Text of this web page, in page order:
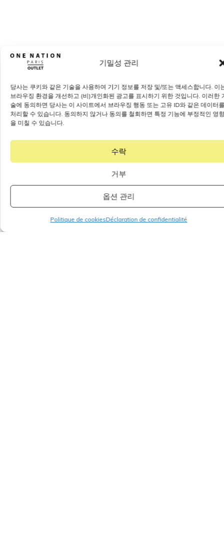
기밀성 관리
당사는 쿠키와 같은 기술을 사용하여 기기 정보를 저장 및/또는 액세스합니다. 이
브라우징 환경을 개선하고 (비)개인화된 광고를 표시하기 위한 것입니다. 이러한
술에 동의하면 당사는 이 사이트에서 브라우징 행동 또는 고유 ID와 같은 데이터를
처리할 수 있습니다. 동의하지 않거나 동의를 철회하면 특정 기능에 부정적인 영향
을 미칠 수 있습니다.
수락
거부
옵션 관리
Politique de cookiesDéclaration de confidentialité